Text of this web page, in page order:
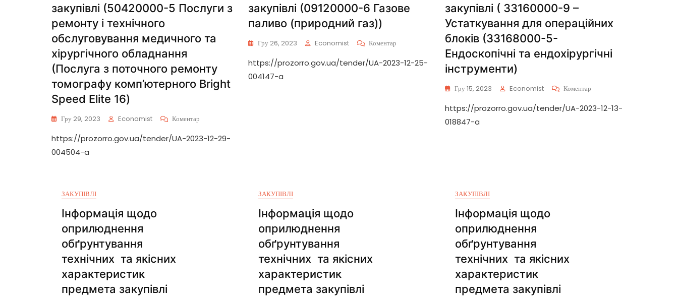
закупівлі (50420000-5 Послуги з
ремонту і технічного
обслуговування медичного та
хірургічного обладнання
(Послуга з поточного ремонту
томографу комп’ютерного Bright
Speed Elite 16)
Гру 29, 2023 Economist Коментар
https://prozorro.gov.ua/tender/UA-2023-12-29-
004504-a
закупівлі (09120000-6 Газове
паливо (природний газ))
Гру 26, 2023 Economist Коментар
https://prozorro.gov.ua/tender/UA-2023-12-25-
004147-a
закупівлі ( 33160000-9 –
Устаткування для операційних
блоків (33168000-5-
Ендоскопічні та ендохірургічні
інструменти)
Гру 15, 2023 Economist Коментар
https://prozorro.gov.ua/tender/UA-2023-12-13-
018847-a
ЗАКУПІВЛІ
Інформація щодо
оприлюднення
обґрунтування
технічних та якісних
характеристик
предмета закупівлі
ЗАКУПІВЛІ
Інформація щодо
оприлюднення
обґрунтування
технічних та якісних
характеристик
предмета закупівлі
ЗАКУПІВЛІ
Інформація щодо
оприлюднення
обґрунтування
технічних та якісних
характеристик
предмета закупівлі